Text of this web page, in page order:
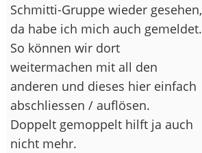
Schmitti-Gruppe wieder gesehen,
da habe ich mich auch gemeldet.
So können wir dort
weitermachen mit all den
anderen und dieses hier einfach
abschliessen / auflösen.
Doppelt gemoppelt hilft ja auch
nicht mehr.